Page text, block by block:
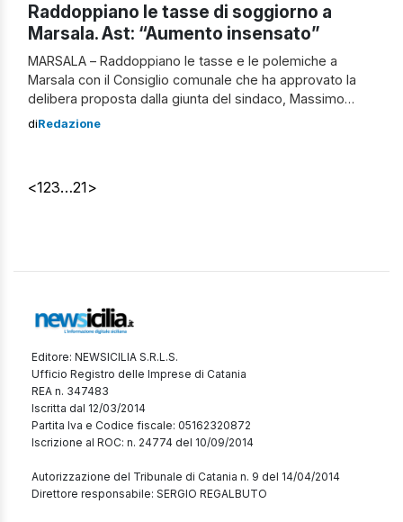
Raddoppiano le tasse di soggiorno a
Marsala. Ast: “Aumento insensato”
MARSALA – Raddoppiano le tasse e le polemiche a
Marsala con il Consiglio comunale che ha approvato la
delibera proposta dalla giunta del sindaco, Massimo
Grillo, per l’aumento della tassa di soggiorno. L’imposta
diRedazione
<123…21>
Editore: NEWSICILIA S.R.L.S.
Ufficio Registro delle Imprese di Catania
REA n. 347483
Iscritta dal 12/03/2014
Partita Iva e Codice fiscale: 05162320872
Iscrizione al ROC: n. 24774 del 10/09/2014
Autorizzazione del Tribunale di Catania n. 9 del 14/04/2014
Direttore responsabile: SERGIO REGALBUTO